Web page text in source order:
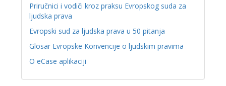
Priručnici i vodiči kroz praksu Evropskog suda za
ljudska prava
Evropski sud za ljudska prava u 50 pitanja
Glosar Evropske Konvencije o ljudskim pravima
O eCase aplikaciji